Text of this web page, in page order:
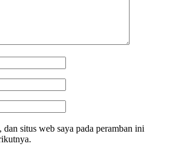
dan situs web saya pada peramban ini